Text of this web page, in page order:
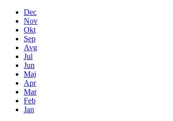
Dec
Nov
Okt
Sep
Avg
Jul
Jun
Maj
Apr
Mar
Feb
Jan